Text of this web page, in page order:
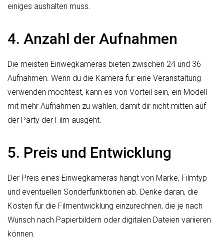
einiges aushalten muss.
4. Anzahl der Aufnahmen
Die meisten Einwegkameras bieten zwischen 24 und 36
Aufnahmen. Wenn du die Kamera für eine Veranstaltung
verwenden möchtest, kann es von Vorteil sein, ein Modell
mit mehr Aufnahmen zu wählen, damit dir nicht mitten auf
der Party der Film ausgeht.
5. Preis und Entwicklung
Der Preis eines Einwegkameras hängt von Marke, Filmtyp
und eventuellen Sonderfunktionen ab. Denke daran, die
Kosten für die Filmentwicklung einzurechnen, die je nach
Wunsch nach Papierbildern oder digitalen Dateien variieren
können.